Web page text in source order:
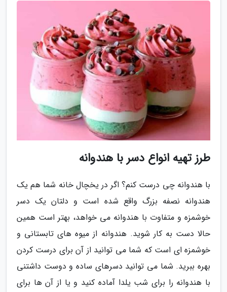
طرز تهیه انواع دسر با هندوانه
با هندوانه چی درست کنم؟ اگر در یخچال خانه شما هم یک
هندوانه نصفه بزرگ واقع شده است و دلتان یک دسر
خوشمزه و متفاوت با هندوانه می خواهد، بهتر است همین
حالا دست به کار شوید. هندوانه از میوه های تابستانی و
خوشمزه ای است که شما می توانید از آن برای درست کردن
بهره ببرید. شما می توانید دسرهای ساده و دوست داشتنی
با هندوانه را برای شب یلدا آماده کنید و یا از آن ها برای